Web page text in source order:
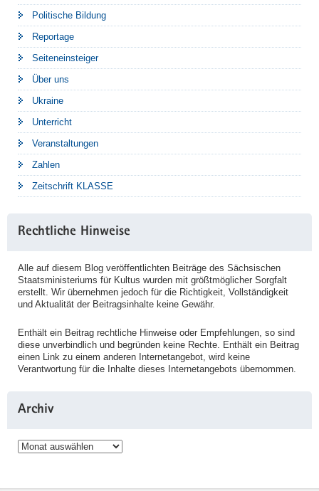
Politische Bildung
Reportage
Seiteneinsteiger
Über uns
Ukraine
Unterricht
Veranstaltungen
Zahlen
Zeitschrift KLASSE
Rechtliche Hinweise
Alle auf diesem Blog veröffentlichten Beiträge des Sächsischen
Staatsministeriums für Kultus wurden mit größtmöglicher Sorgfalt
erstellt. Wir übernehmen jedoch für die Richtigkeit, Vollständigkeit
und Aktualität der Beitragsinhalte keine Gewähr.
Enthält ein Beitrag rechtliche Hinweise oder Empfehlungen, so sind
diese unverbindlich und begründen keine Rechte. Enthält ein Beitrag
einen Link zu einem anderen Internetangebot, wird keine
Verantwortung für die Inhalte dieses Internetangebots übernommen.
Archiv
Archiv